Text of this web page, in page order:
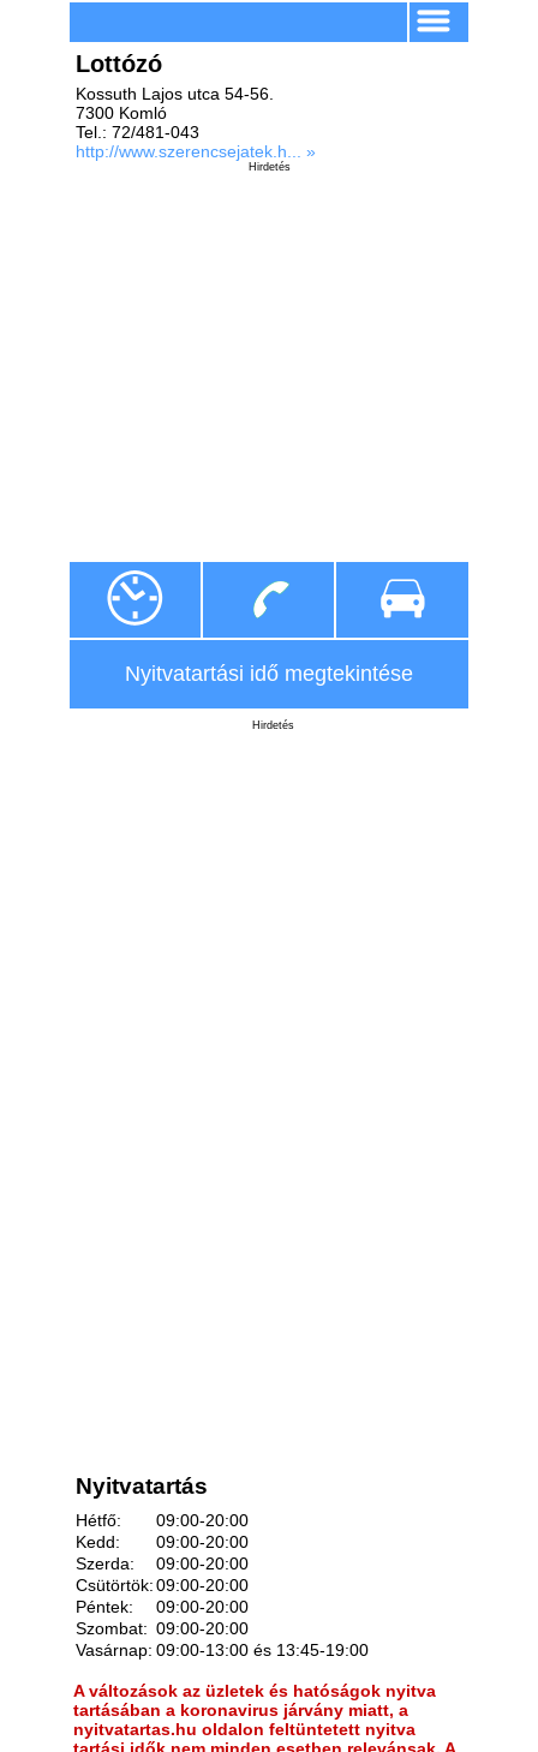
Lottózó
Kossuth Lajos utca 54-56.
7300 Komló
Tel.: 72/481-043
http://www.szerencsejatek.h... »
Hirdetés
Nyitvatartási idő megtekintése
Hirdetés
Nyitvatartás
Hétfő:
09:00-20:00
Kedd:
09:00-20:00
Szerda:
09:00-20:00
Csütörtök:09:00-20:00
Péntek:
09:00-20:00
Szombat: 09:00-20:00
Vasárnap: 09:00-13:00 és 13:45-19:00
A változások az üzletek és hatóságok nyitva
tartásában a koronavirus járvány miatt, a
nyitvatartas.hu oldalon feltüntetett nyitva